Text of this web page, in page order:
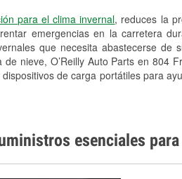
para el clima invernal, reduces la
emergencias en la carretera
que necesita abastecerse de
nieve, O’Reilly Auto Parts en 804
de carga portátiles para
esenciales